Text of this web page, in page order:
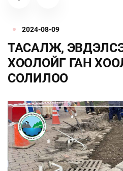
2024-08-09
ТАСАЛЖ,
ХООЛОЙГ ГАН
СОЛИЛОО